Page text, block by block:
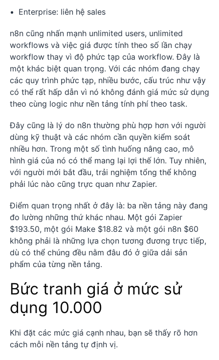
Enterprise: liên hệ sales
n8n cũng nhấn mạnh unlimited users, unlimited
workflows và việc giá được tính theo số lần chạy
workflow thay vì độ phức tạp của workflow. Đây là
một khác biệt quan trọng. Với các nhóm đang chạy
các quy trình phức tạp, nhiều bước, cấu trúc như vậy
có thể rất hấp dẫn vì nó không đánh giá mức sử dụng
theo cùng logic như nền tảng tính phí theo task.
Đây cũng là lý do n8n thường phù hợp hơn với người
dùng kỹ thuật và các nhóm cần quyền kiểm soát
nhiều hơn. Trong một số tình huống nâng cao, mô
hình giá của nó có thể mang lại lợi thế lớn. Tuy nhiên,
với người mới bắt đầu, trải nghiệm tổng thể không
phải lúc nào cũng trực quan như Zapier.
Điểm quan trọng nhất ở đây là: ba nền tảng này đang
đo lường những thứ khác nhau. Một gói Zapier
$193.50, một gói Make $18.82 và một gói n8n $60
không phải là những lựa chọn tương đương trực tiếp,
dù có thể chúng đều nằm đâu đó ở giữa dải sản
phẩm của từng nền tảng.
Bức tranh giá ở mức sử
dụng 10.000
Khi đặt các mức giá cạnh nhau, bạn sẽ thấy rõ hơn
cách mỗi nền tảng tự định vị.